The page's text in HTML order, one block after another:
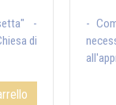
-
di
-